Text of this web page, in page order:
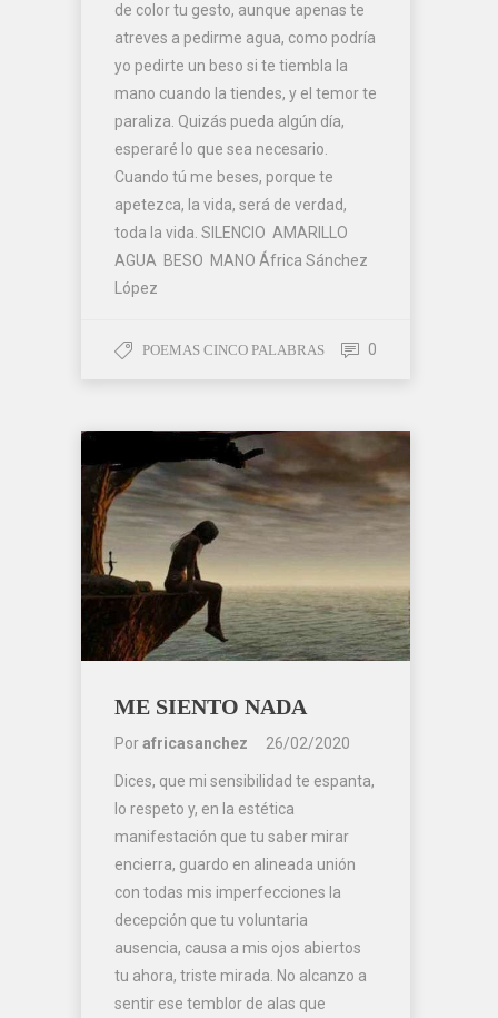
de color tu gesto, aunque apenas te
atreves a pedirme agua, como podría
yo pedirte un beso si te tiembla la
mano cuando la tiendes, y el temor te
paraliza. Quizás pueda algún día,
esperaré lo que sea necesario.
Cuando tú me beses, porque te
apetezca, la vida, será de verdad,
toda la vida. SILENCIO AMARILLO
AGUA BESO MANO África Sánchez
López
POEMAS CINCO PALABRAS 0
ME SIENTO NADA
Porafricasanchez 26/02/2020
Dices, que mi sensibilidad te espanta,
lo respeto y, en la estética
manifestación que tu saber mirar
encierra, guardo en alineada unión
con todas mis imperfecciones la
decepción que tu voluntaria
ausencia, causa a mis ojos abiertos
tu ahora, triste mirada. No alcanzo a
sentir ese temblor de alas que